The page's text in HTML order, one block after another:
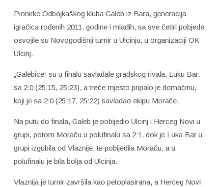
Pionirke Odbojkaškog kluba Galeb iz Bara, generacija
igračica rođenih 2011. godine i mlađih, sa sve četiri pobjede
osvojile su Novogodišnji turnir u Ulcinju, u organizaciji OK
Ulcinj.
„Galebice“ su u finalu savladale gradskog rivala, Luku Bar,
sa 2:0 (25:15, 25:23), a treće mjesto pripalo je domaćinu,
koji je sa 2:0 (25:17, 25:22) savladao ekipu Morače.
Na putu do finala, Galeb je pobijedio Ulcinj i Herceg Novi u
grupi, potom Moraču u polufinalu sa 2:1, dok je Luka Bar u
grupi izgubila od Vlaznije, te pobijedila Moraču, a u
polufinalu je bila bolja od Ulcinja.
Vlaznija je turnir završila kao petoplasirana, a Herceg Novi